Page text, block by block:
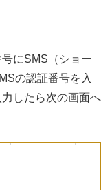
にSMS（ショー
の認証番号を入
したら次の画面へ